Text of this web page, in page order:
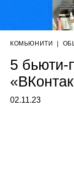
КОМЬЮНИТИ
5 бьюти-
02.11.23